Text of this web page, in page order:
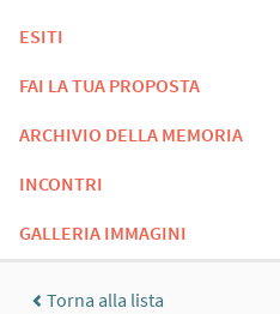
ESITI
FAI LA TUA PROPOSTA
ARCHIVIO DELLA MEMORIA
INCONTRI
GALLERIA IMMAGINI
Torna alla lista